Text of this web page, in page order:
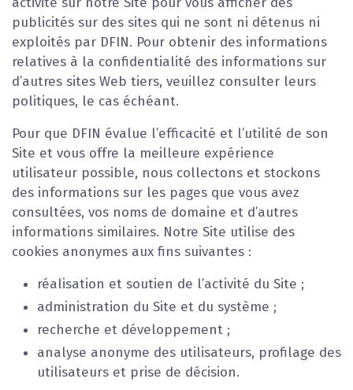
publicités sur des sites qui ne sont ni détenus ni
exploités par DFIN. Pour obtenir des informations
relatives à la confidentialité des informations sur
d’autres sites Web tiers, veuillez consulter leurs
politiques, le cas échéant.
Pour que DFIN évalue l’efficacité et l’utilité de son
Site et vous offre la meilleure expérience
utilisateur possible, nous collectons et stockons
des informations sur les pages que vous avez
consultées, vos noms de domaine et d’autres
informations similaires. Notre Site utilise des
cookies anonymes aux fins suivantes :
réalisation et soutien de l’activité du Site ;
administration du Site et du système ;
recherche et développement ;
analyse anonyme des utilisateurs, profilage des
utilisateurs et prise de décision.